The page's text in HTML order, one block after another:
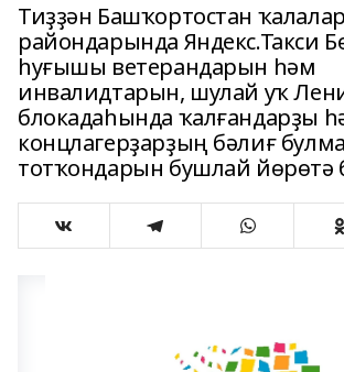
Тиҙҙән Башҡортостан
райондарында Яндекс.Такси
һуғышы ветерандарын һәм
инвалидтарын, шулай уҡ
блокадаһында ҡалғандарҙы
концлагерҙарҙың бәлиғ
тотҡондарын бушлай йөрөтә